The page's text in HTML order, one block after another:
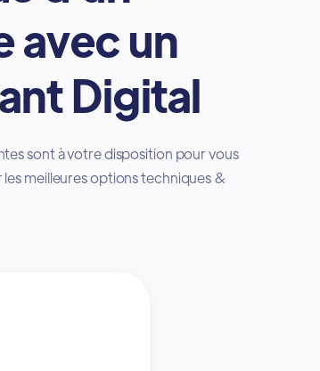
avec un
Digital
sont à votre disposition pour vous
meilleures options techniques &